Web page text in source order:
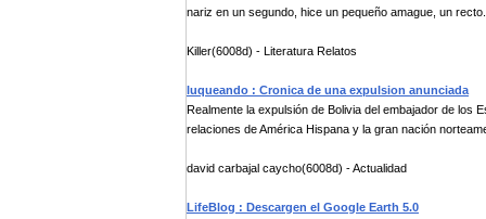
nariz en un segundo, hice un pequeño amague, un
Killer(6008d) - Literatura Relatos
luqueando : Cronica de una expulsion anunciada
Realmente la expulsión de Bolivia del embajador de los
relaciones de América Hispana y la gran nación
david carbajal caycho(6008d) - Actualidad
LifeBlog : Descargen el Google Earth 5.0